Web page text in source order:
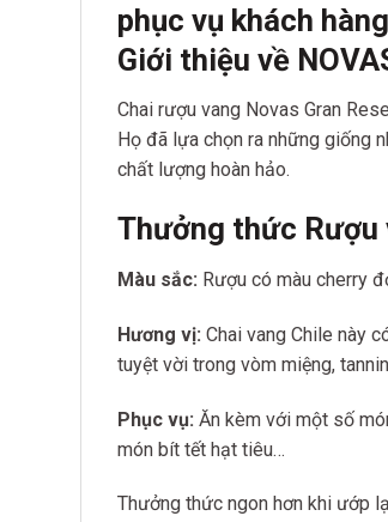
phục vụ khách
Giới thiệu về
Chai rượu vang Novas Gran
Họ đã lựa chọn ra những giống
chất lượng hoàn hảo.
Thưởng thức Rượu
Màu sắc: Rượu có màu cherry
Hương vị: Chai vang Chile này
tuyệt vời trong vòm miệng,
Phục vụ: Ăn kèm với một số
món bít tết hạt tiêu…
Thưởng thức ngon hơn khi ướp